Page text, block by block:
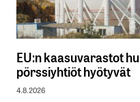
EU:n kaasuvarastot
pörssiyhtiöt hyötyvät
4.8.2026